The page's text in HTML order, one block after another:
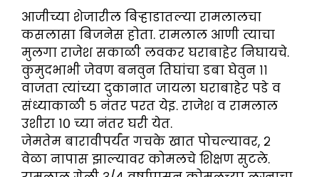
आजीच्या शेजारील बिऱ्हाडातल्या रामलालचा
कसलासा बिजनेस होता. रामलाल आणी त्याचा
मुलगा राजेश सकाळी लवकर घराबाहेर निघायचे.
कुमुदभाभी जेवण बनवुन तिघांचा डबा घेवुन ११
वाजता त्यांच्या दुकानात जायला घराबाहेर पडे व
संध्याकाळी ५ नंतर परत येइ. राजेश व रामलाल
उशीरा १० च्या नंतर घरी येत.
जेमतेम बारावीपर्यंत गचके खात पोचल्यावर, २
वेळा नापास झाल्यावर कोमलचे शिक्षण सुटले.